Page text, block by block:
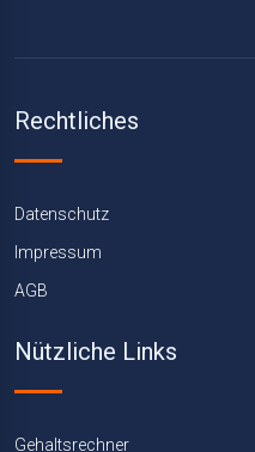
Rechtliches
Datenschutz
Impressum
AGB
Nützliche Links
Gehaltsrechner